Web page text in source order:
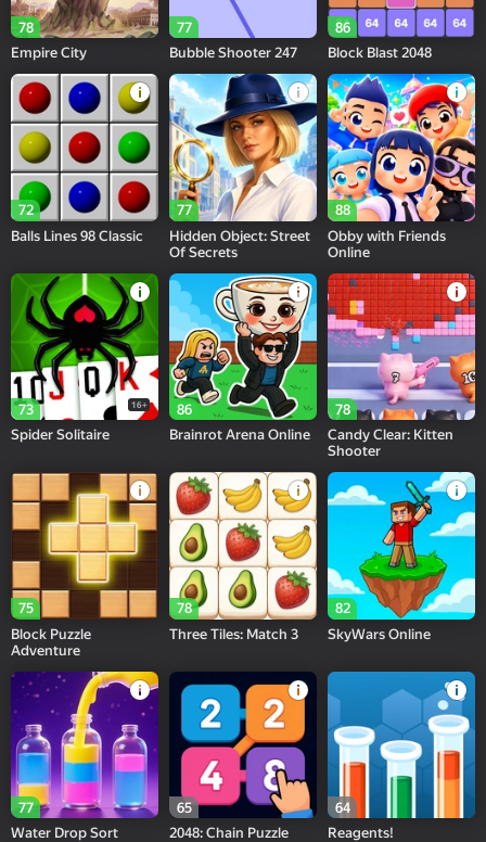
78
Empire City
77
Bubble Shooter 247
86
Block Blast 2048
72
Balls Lines 98 Classic
77
Hidden Object: Street
Of Secrets
88
Obby with Friends
Online
73 16+
Spider Solitaire
86
Brainrot Arena Online
78
Candy Clear: Kitten
Shooter
75
Block Puzzle
Adventure
78
Three Tiles: Match 3
82
SkyWars Online
77
Water Drop Sort
65
2048: Chain Puzzle
64
Reagents!